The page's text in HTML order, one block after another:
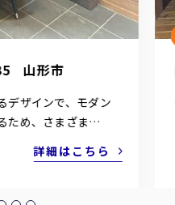
山形市
デザインで、モダン
ため、さまざま…
詳細はこちら